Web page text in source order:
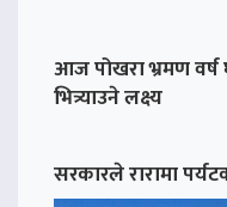
आज पोखरा भ्रमण
भित्र्याउने लक्ष्य
सरकारले रारामा